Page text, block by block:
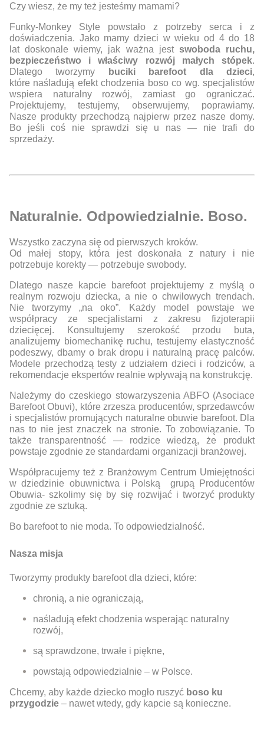
Czy wiesz, że my też jesteśmy mamami?
Funky-Monkey Style powstało z potrzeby serca i z
doświadczenia. Jako mamy dzieci w wieku od 4 do 18
lat doskonale wiemy, jak ważna jest swoboda ruchu,
bezpieczeństwo i właściwy rozwój małych stópek.
Dlatego tworzymy
buciki barefoot dla dzieci,
które naśladują efekt chodzenia boso co wg. specjalistów
wspiera naturalny rozwój, zamiast go ograniczać.
Projektujemy, testujemy, obserwujemy, poprawiamy.
Nasze produkty przechodzą najpierw przez nasze domy.
Bo jeśli coś nie sprawdzi się u nas — nie trafi do
sprzedaży.
Naturalnie. Odpowiedzialnie. Boso.
Wszystko zaczyna się od pierwszych kroków.
Od małej stopy, która jest doskonała z natury i nie
potrzebuje korekty — potrzebuje swobody.
Dlatego nasze kapcie barefoot projektujemy z myślą o
realnym rozwoju dziecka, a nie o chwilowych trendach.
Nie tworzymy „na oko”. Każdy model powstaje we
współpracy ze specjalistami z zakresu fizjoterapii
dziecięcej. Konsultujemy szerokość przodu buta,
analizujemy biomechanikę ruchu, testujemy elastyczność
podeszwy, dbamy o brak dropu i naturalną pracę palców.
Modele przechodzą testy z udziałem dzieci i rodziców, a
rekomendacje ekspertów realnie wpływają na konstrukcję.
Należymy do czeskiego stowarzyszenia ABFO (Asociace
Barefoot Obuvi), które zrzesza producentów, sprzedawców
i specjalistów promujących naturalne obuwie barefoot. Dla
nas to nie jest znaczek na stronie. To zobowiązanie. To
także transparentność — rodzice wiedzą, że produkt
powstaje zgodnie ze standardami organizacji branżowej.
Współpracujemy też z Branżowym Centrum Umiejętności
w dziedzinie obuwnictwa i Polską grupą Producentów
Obuwia- szkolimy się by się rozwijać i tworzyć produkty
zgodnie ze sztuką.
Bo barefoot to nie moda. To odpowiedzialność.
Nasza misja
Tworzymy produkty barefoot dla dzieci, które:
chronią, a nie ograniczają,
naśladują efekt chodzenia wsperając naturalny
rozwój,
są sprawdzone, trwałe i piękne,
powstają odpowiedzialnie – w Polsce.
Chcemy, aby każde dziecko mogło ruszyć boso ku
przygodzie – nawet wtedy, gdy kapcie są konieczne.